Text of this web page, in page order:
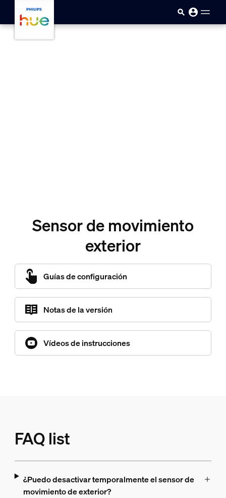
Sensor de movimiento
exterior
Guías de configuración
Notas de la versión
Vídeos de instrucciones
FAQ list
¿Puedo desactivar temporalmente el sensor de
movimiento de exterior?